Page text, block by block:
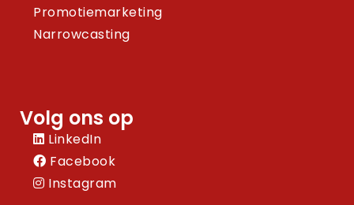
Promotiemarketing
Narrowcasting
Volg ons op
LinkedIn
Facebook
Instagram